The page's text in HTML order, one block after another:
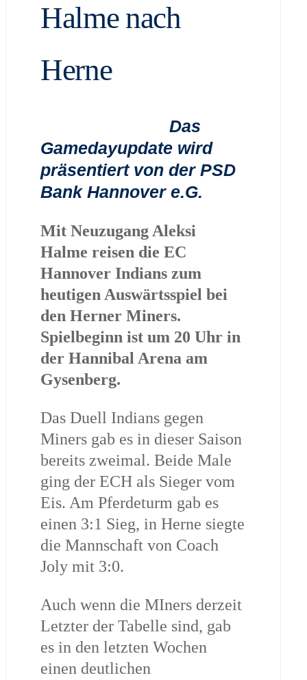
Halme nach
Herne
Das
Gamedayupdate wird
präsentiert von der PSD
Bank Hannover e.G.
Mit Neuzugang Aleksi
Halme reisen die EC
Hannover Indians zum
heutigen Auswärtsspiel bei
den Herner Miners.
Spielbeginn ist um 20 Uhr in
der Hannibal Arena am
Gysenberg.
Das Duell Indians gegen
Miners gab es in dieser Saison
bereits zweimal. Beide Male
ging der ECH als Sieger vom
Eis. Am Pferdeturm gab es
einen 3:1 Sieg, in Herne siegte
die Mannschaft von Coach
Joly mit 3:0.
Auch wenn die MIners derzeit
Letzter der Tabelle sind, gab
es in den letzten Wochen
einen deutlichen